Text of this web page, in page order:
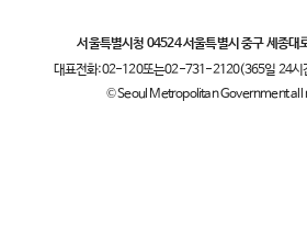
서울특별시청 04524 서울특별시 중구 세종대
대표전화:02-120또는02-731-2120(365일 24시
© Seoul Metropolitan Government all